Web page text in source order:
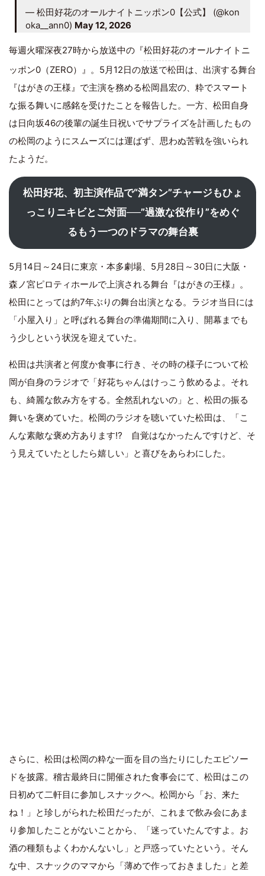
— 松田好花のオールナイトニッポン0【公式】 (@kon
oka__ann0) May 12, 2026
毎週火曜深夜27時から放送中の『松田好花のオールナイトニ
ッポン0（ZERO）』。5月12日の放送で松田は、出演する舞台
『はがきの王様』で主演を務める松岡昌宏の、粋でスマート
な振る舞いに感銘を受けたことを報告した。一方、松田自身
は日向坂46の後輩の誕生日祝いでサプライズを計画したもの
の松岡のようにスムーズには運ばず、思わぬ苦戦を強いられ
たようだ。
松田好花、初主演作品で“満タン”チャージもひょ
っこりニキビとご対面──”過激な役作り”をめぐ
るもう一つのドラマの舞台裏
5月14日～24日に東京・本多劇場、5月28日～30日に大阪・
森ノ宮ピロティホールで上演される舞台『はがきの王様』。
松田にとっては約7年ぶりの舞台出演となる。ラジオ当日には
「小屋入り」と呼ばれる舞台の準備期間に入り、開幕までも
う少しという状況を迎えていた。
松田は共演者と何度か食事に行き、その時の様子について松
岡が自身のラジオで「好花ちゃんはけっこう飲めるよ。それ
も、綺麗な飲み方をする。全然乱れないの」と、松田の振る
舞いを褒めていた。松岡のラジオを聴いていた松田は、「こ
んな素敵な褒め方あります⁉ 自覚はなかったんですけど、そ
う見えていたとしたら嬉しい」と喜びをあらわにした。
さらに、松田は松岡の粋な一面を目の当たりにしたエピソー
ドを披露。稽古最終日に開催された食事会にて、松田はこの
日初めて二軒目に参加しスナックへ。松岡から「お、来た
ね！」と珍しがられた松田だったが、これまで飲み会にあま
り参加したことがないことから、「迷っていたんですよ。お
酒の種類もよくわかんないし」と戸惑っていたという。そん
な中、スナックのママから「薄めで作っておきました」と差